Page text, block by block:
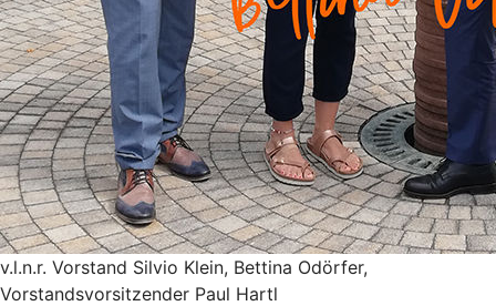
v.l.n.r. Vorstand Silvio Klein, Bettina Odörfer,
Vorstandsvorsitzender Paul Hartl